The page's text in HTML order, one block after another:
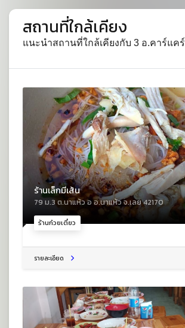
สถานที่ใกล้เคียง
แนะนำสถานที่ใกล้เคียงกับ 3 อ.คาร์แคร์
ร้านก๋วยเตี๋ยว
ร้านเล็กมีเส้น
79 ม.3 ต.นาแห้ว อ อ.นาแห้ว จ.เลย 42170
รายละเอียด